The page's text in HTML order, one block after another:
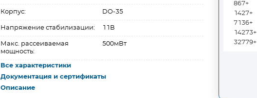
Корпус: DO-35
Напряжение стабилизации: 11В
Макс. рассеиваемая
мощность:
500мВт
Все характеристики
Документация и сертификаты
Описание
867+
1427+
7136+
14273+
32779+